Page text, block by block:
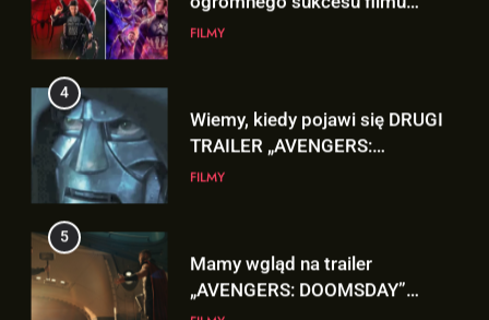
„SPIDER-MAN: BRAND NEW
DAY”!
4
Wiemy, kiedy pojawi się DRUGI
TRAILER „AVENGERS:
DOOMSDAY”!
5
Mamy wgląd na trailer
„AVENGERS: DOOMSDAY”
pokazany na SDCC!!!